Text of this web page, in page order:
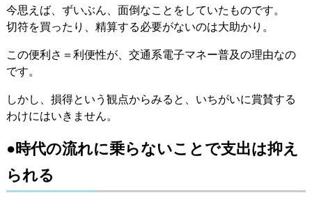
今思えば、ずいぶん、面倒なことをしていたものです。
切符を買ったり、精算する必要がないのは大助かり。
この便利さ＝利便性が、交通系電子マネー普及の理由なの
です。
しかし、損得という観点からみると、いちがいに賞賛する
わけにはいきません。
●時代の流れに乗らないことで支出は抑え
られる